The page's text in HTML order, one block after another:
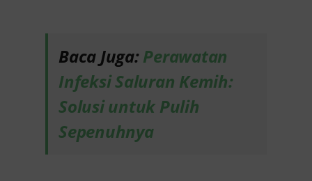
Baca Juga:Perawatan
Infeksi Saluran Kemih:
Solusi untuk Pulih
Sepenuhnya